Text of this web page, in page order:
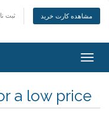
ثبت مشاهده کارت خرید
a low price